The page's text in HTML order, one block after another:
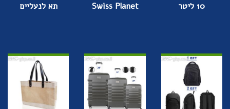
10 ליטר
Swiss Planet
תא לנעליים